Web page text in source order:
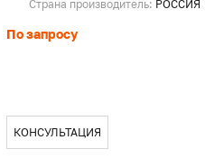
Страна производитель: РОССИЯ
По запросу
КОНСУЛЬТАЦИЯ